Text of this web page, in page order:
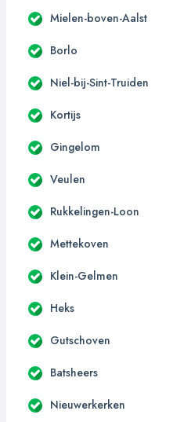
Mielen-boven-Aalst
Borlo
Niel-bij-Sint-Truiden
Kortijs
Gingelom
Veulen
Rukkelingen-Loon
Mettekoven
Klein-Gelmen
Heks
Gutschoven
Batsheers
Nieuwerkerken